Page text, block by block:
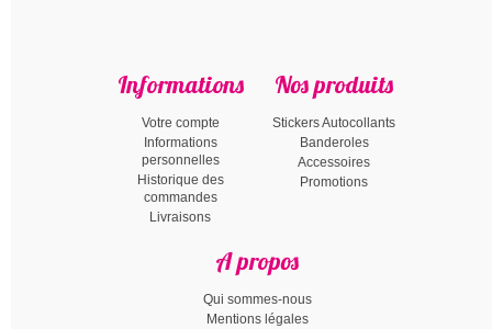
Informations
Votre compte
Informations
personnelles
Historique des
commandes
Livraisons
Nos produits
Stickers Autocollants
Banderoles
Accessoires
Promotions
A propos
Qui sommes-nous
Mentions légales